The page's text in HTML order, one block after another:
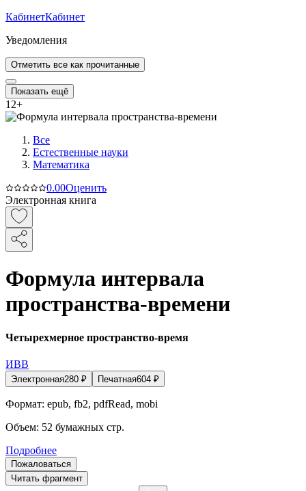
КабинетКабинет
Уведомления
Отметить все как прочитанные
Показать ещё
12+
Все
Естественные науки
Математика
0.00Оценить
Электронная книга
Формула интервала
пространства-времени
Четырехмерное пространство-время
ИВВ
Электронная280 ₽ Печатная604 ₽
Формат: epub, fb2, pdfRead, mobi
Объем: 52 бумажных стр.
Подробнее
Пожаловаться
Читать фрагмент